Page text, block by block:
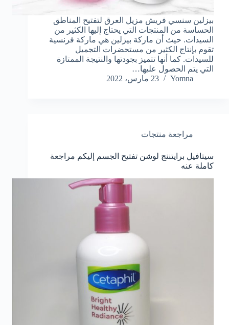
بيزلين سنسي فريش مزيل العرق لتفتيح المناطق
الحساسة من المنتجات التي يحتاج إليها الكثير من
السيدات. حيث أن ماركة بيزلين هي ماركة فرنسية
تقوم بإنتاج الكثير من مستحضرات التجميل
للسيدات. كما أنها تتميز بجودتها والنتيجة الممتازة
التي يتم الحصول عليها…
Yomna
23 مارس، 2022
مراجعة منتجات
سيتافيل برايتننج لوشن تفتيح الجسم إليكم مراجعة
كاملة عنه